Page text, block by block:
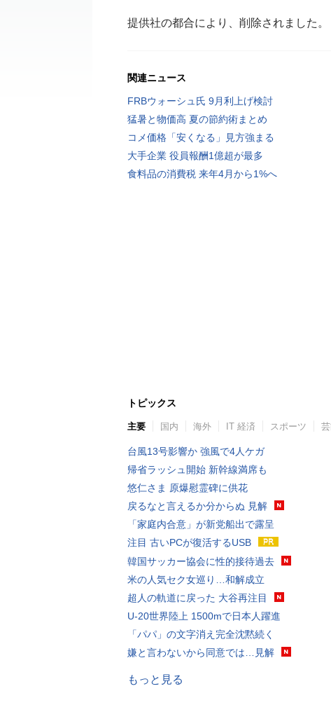
提供社の都合により、削除されました。
関連ニュース
FRBウォーシュ氏 9月利上げ検討
猛暑と物価高 夏の節約術まとめ
コメ価格「安くなる」見方強まる
大手企業 役員報酬1億超が最多
食料品の消費税 来年4月から1%へ
トピックス
主要 国内 海外 IT 経済 スポーツ
台風13号影響か 強風で4人ケガ
帰省ラッシュ開始 新幹線満席も
悠仁さま 原爆慰霊碑に供花
戻るなと言えるか分からぬ 見解
「家庭内合意」が新党船出で露呈
注目 古いPCが復活するUSB
韓国サッカー協会に性的接待過去
米の人気セク女巡り…和解成立
超人の軌道に戻った 大谷再注目
U-20世界陸上 1500mで日本人躍進
「パパ」の文字消え完全沈黙続く
嫌と言わないから同意では…見解
もっと見る